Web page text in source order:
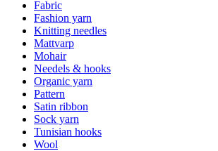
Fabric
Fashion yarn
Knitting needles
Mattvarp
Mohair
Needels & hooks
Organic yarn
Pattern
Satin ribbon
Sock yarn
Tunisian hooks
Wool